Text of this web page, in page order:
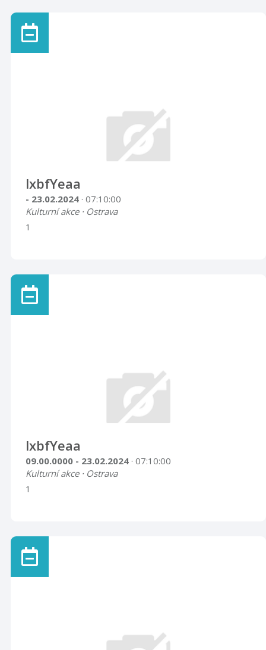
lxbfYeaa
- 23.02.2024 · 07:10:00
Kulturní akce · Ostrava
1
lxbfYeaa
09.00.0000 - 23.02.2024 · 07:10:00
Kulturní akce · Ostrava
1